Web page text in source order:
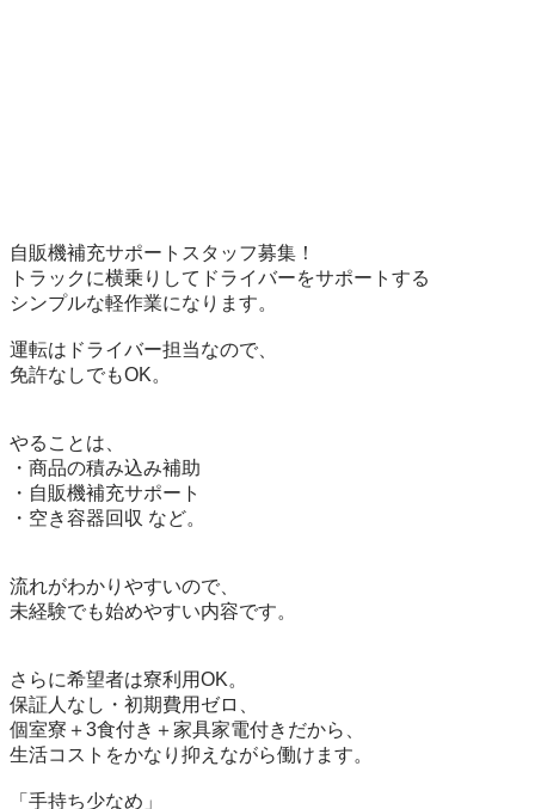
自販機補充サポートスタッフ募集！
トラックに横乗りしてドライバーをサポートする
シンプルな軽作業になります。
運転はドライバー担当なので、
免許なしでもOK。
やることは、
・商品の積み込み補助
・自販機補充サポート
・空き容器回収 など。
流れがわかりやすいので、
未経験でも始めやすい内容です。
さらに希望者は寮利用OK。
保証人なし・初期費用ゼロ、
個室寮＋3食付き＋家具家電付きだから、
生活コストをかなり抑えながら働けます。
「手持ち少なめ」